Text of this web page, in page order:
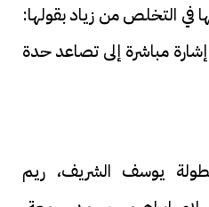
في التخلص من زياد بقولها:
مباشرة إلى تصاعد حدة
يوسف الشريف، ريم